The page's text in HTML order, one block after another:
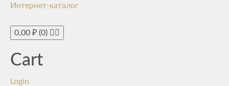
Интернет-каталог
0,00 ₽ (0)
Cart
Login